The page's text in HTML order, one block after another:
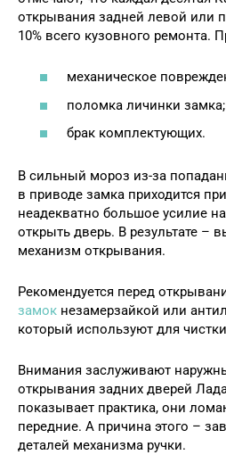
открывания задней левой или
10% всего кузовного ремонта.
механическое
поломка личинки замка;
брак комплектующих.
В сильный мороз из-за
в приводе замка приходится
неадекватно большое усилие
открыть дверь. В результате –
механизм открывания.
Рекомендуется перед
замок незамерзайкой или
который используют для
Внимания заслуживают
открывания задних дверей
показывает практика, они
передние. А причина этого –
деталей механизма ручки.